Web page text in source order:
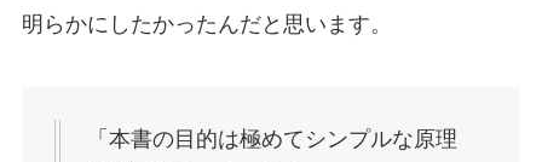
明らかにしたかったんだと思います。
「本書の目的は極めてシンプルな原理